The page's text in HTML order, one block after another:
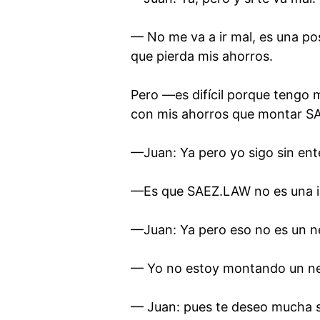
— No me va a ir mal, es una
que pierda mis ahorros.
Pero —es difícil porque tengo
con mis ahorros que montar
—Juan: Ya pero yo sigo sin
—Es que SAEZ.LAW no es una
—Juan: Ya pero eso no es un
— Yo no estoy montando un
— Juan: pues te deseo mucha